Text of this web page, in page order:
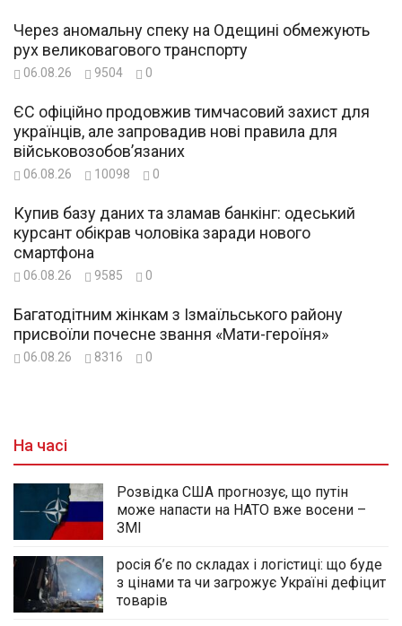
Через аномальну спеку на Одещині обмежують
рух великовагового транспорту
06.08.26 9504 0
ЄС офіційно продовжив тимчасовий захист для
українців, але запровадив нові правила для
військовозобов’язаних
06.08.26 10098 0
Купив базу даних та зламав банкінг: одеський
курсант обікрав чоловіка заради нового
смартфона
06.08.26 9585 0
Багатодітним жінкам з Ізмаїльського району
присвоїли почесне звання «Мати-героїня»
06.08.26 8316 0
На часі
Розвідка США прогнозує, що путін
може напасти на НАТО вже восени –
ЗМІ
росія б’є по складах і логістиці: що буде
з цінами та чи загрожує Україні дефіцит
товарів